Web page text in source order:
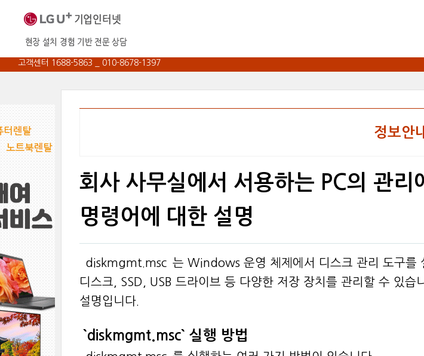
고객센터 1688-5863 _ 010-8678-1397
정보안
회사 사무실에서 서용하는 PC의 관
명령어에 대한 설명
`diskmgmt.msc`는 Windows 운영 체제에서 디스크 관리 도구를
디스크, SSD, USB 드라이브 등 다양한 저장 장치를 관리할 수 있
설명입니다.
`diskmgmt.msc` 실행 방법